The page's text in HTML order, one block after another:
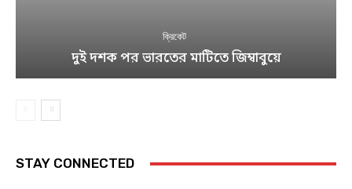
ক্রিকেট
দুই দশক পর ভারতের মাটিতে জিম্বাবুয়ে
STAY CONNECTED